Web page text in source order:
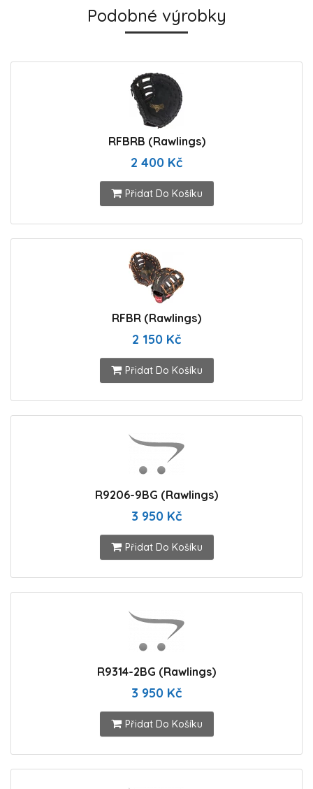
Podobné výrobky
RFBRB (Rawlings)
2 400 Kč
Přidat Do Košíku
RFBR (Rawlings)
2 150 Kč
Přidat Do Košíku
R9206-9BG (Rawlings)
3 950 Kč
Přidat Do Košíku
R9314-2BG (Rawlings)
3 950 Kč
Přidat Do Košíku